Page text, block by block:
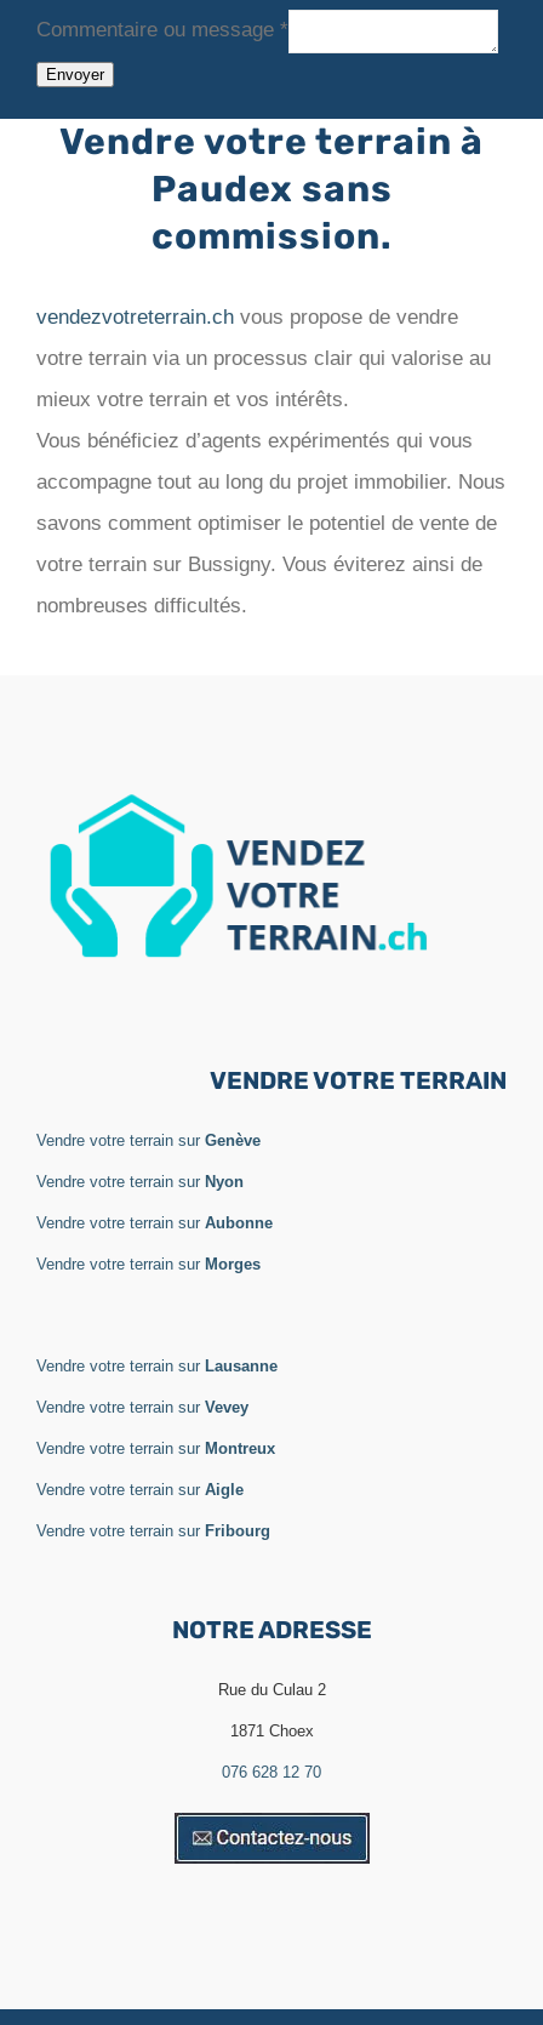
Commentaire ou message *
Envoyer
Vendre votre terrain à
Paudex sans
commission.
vendezvotreterrain.ch vous propose de vendre
votre terrain via un processus clair qui valorise au
mieux votre terrain et vos intérêts.
Vous bénéficiez d’agents expérimentés qui vous
accompagne tout au long du projet immobilier. Nous
savons comment optimiser le potentiel de vente de
votre terrain sur Bussigny. Vous éviterez ainsi de
nombreuses difficultés.
VENDRE VOTRE TERRAIN
Vendre votre terrain sur Genève
Vendre votre terrain sur Nyon
Vendre votre terrain sur Aubonne
Vendre votre terrain sur Morges
Vendre votre terrain sur Lausanne
Vendre votre terrain sur Vevey
Vendre votre terrain sur Montreux
Vendre votre terrain sur Aigle
Vendre votre terrain sur Fribourg
NOTRE ADRESSE
Rue du Culau 2
1871 Choex
076 628 12 70